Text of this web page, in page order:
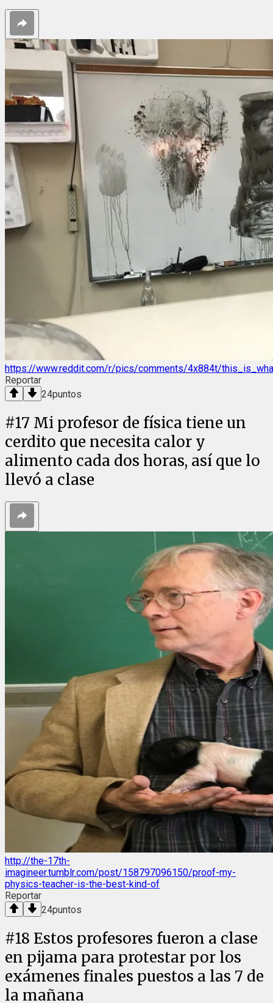
https://www.reddit.com/r/pics/comments/4x884t/
Reportar
24puntos
#17 Mi profesor de física tiene un
cerdito que necesita calor y
alimento cada dos horas, así que lo
llevó a clase
http://the-17th-
imagineer.tumblr.com/post/158797096150/proof-my-
physics-teacher-is-the-best-kind-of
Reportar
24puntos
#18 Estos profesores fueron a clase
en pijama para protestar por los
exámenes finales puestos a las 7 de
la mañana